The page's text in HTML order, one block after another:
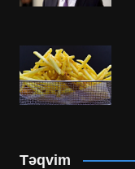
Təqvim